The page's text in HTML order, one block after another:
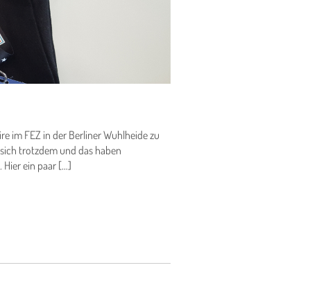
im FEZ in der Berliner Wuhlheide zu
trotzdem und das haben
Hier ein paar […]